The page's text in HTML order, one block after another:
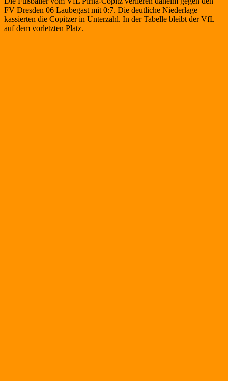
FV Dresden 06 Laubegast mit 0:7. Die deutliche Niederlage
kassierten die Copitzer in Unterzahl. In der Tabelle bleibt der VfL
auf dem vorletzten Platz.